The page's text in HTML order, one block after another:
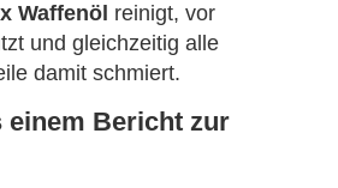
Waffenöl reinigt, vor
und gleichzeitig alle
damit schmiert.
einem Bericht zur